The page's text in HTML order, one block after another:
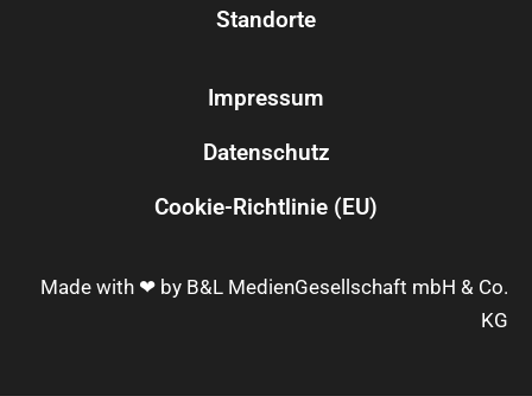
Standorte
Impressum
Datenschutz
Cookie-Richtlinie (EU)
Made with ❤ by B&L MedienGesellschaft mbH & Co.
KG